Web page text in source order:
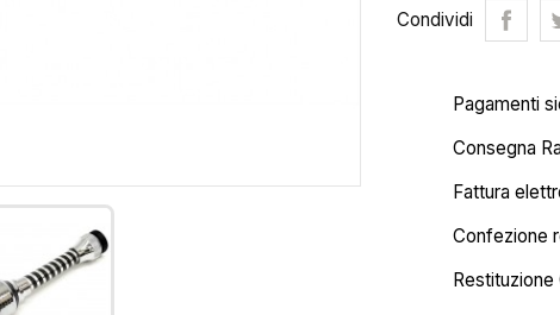
Condividi
Pagamenti
Consegna
Fattura
Confezione
Restituzione